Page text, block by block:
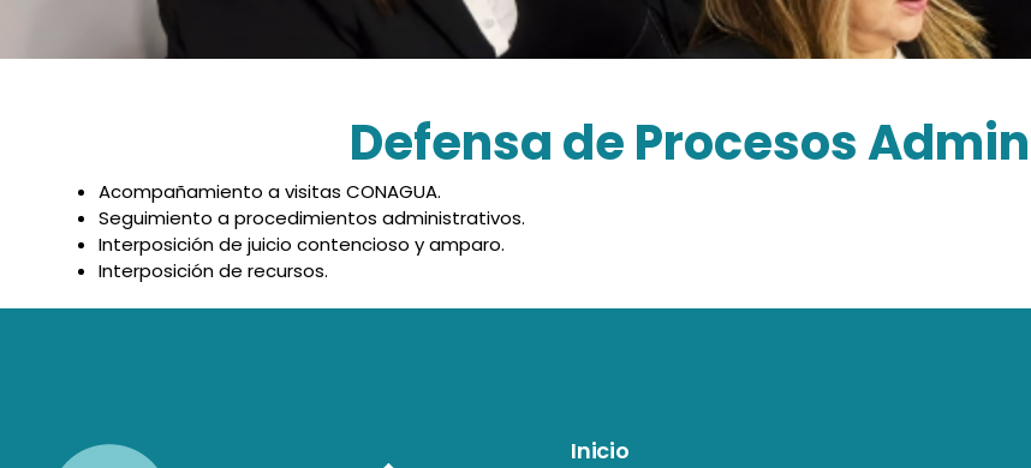
Defensa de Procesos
Acompañamiento a visitas CONAGUA.
Seguimiento a procedimientos administrativos.
Interposición de juicio contencioso y amparo.
Interposición de recursos.
Inicio